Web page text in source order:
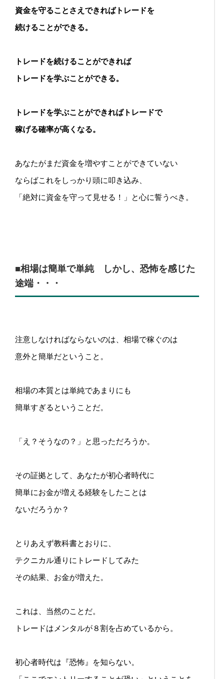
資金を守ることさえできればトレードを
続けることができる。
トレードを続けることができれば
トレードを学ぶことができる。
トレードを学ぶことができればトレードで
稼げる確率が高くなる。
あなたがまだ資金を増やすことができていない
ならばこれをしっかり頭に叩き込み、
「絶対に資金を守って見せる！」と心に誓うべき。
■相場は簡単で単純 しかし、恐怖を感じた
途端・・・
注意しなければならないのは、相場で稼ぐのは
意外と簡単だということ。
相場の本質とは単純であまりにも
簡単すぎるということだ。
「え？そうなの？」と思っただろうか。
その証拠として、あなたが初心者時代に
簡単にお金が増える経験をしたことは
ないだろうか？
とりあえず教科書とおりに、
テクニカル通りにトレードしてみた
その結果、お金が増えた。
これは、当然のことだ。
トレードはメンタルが８割を占めているから。
初心者時代は『恐怖』を知らない。